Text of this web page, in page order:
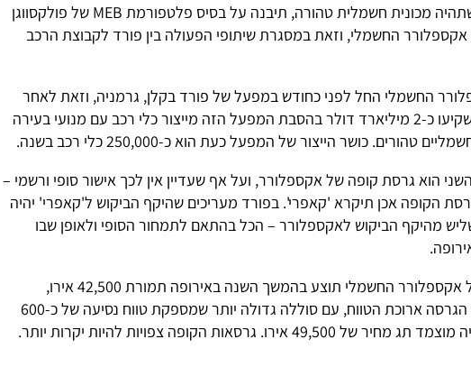
קאפרי חדשה, שתהיה מכונית חשמלית טהורה, תיבנה על בסיס פלטפורמת MEB של פולקסווגן
אקספלורר החשמלי, וזאת במסגרת שיתופי הפעולה בין פורד לקבוצת הרכב
החשמלי החל לפני כחודש במפעל של פורד בקלן, גרמניה, וזאת לאחר
שהאמריקנים השקיעו כ-2 מיליארד דולר בהסבת המפעל הזה מייצור כלי רכב עם מנועי בעירה
טהורים. כושר הייצור של המפעל כעת הוא כ-250,000 כלי רכב בשנה.
הוא גרסת קופה של אקספלורר, ועל אף שעדיין אין לכך אישור סופי ורשמי –
הקופה אכן תיקרא 'קאפרי'. בפורד מעריכים שהיקף הביקוש ל'קאפרי' יהיה
מהיקף הביקוש לאקספלורר – הכל בהתאם לתמחור הסופי ולאופן שבו
גרסת הבסיס של אקספלורר החשמלי תוצע בהמשך השנה באירופה תמורת 42,500 אירו,
ובינתיים מוצעת הגרסה ארוכת הטווח, עם סוללה גדולה יותר שמספקת טווח נסיעה של כ-600
אירו. גרסאות הקופה צפויות להיות יקרות יותר.